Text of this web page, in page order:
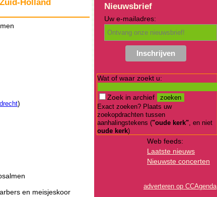
Holland
)
en meisjeskoor
Nieuwsbrief
Uw e-mailadres:
Wat of waar zoekt u:
Zoek in archief
Exact zoeken? Plaats uw
zoekopdrachten tussen
aanhalingstekens ("oude kerk", en niet
oude kerk)
Web feeds:
Laatste nieuws
Nieuwste concerten
adverteren op CCAgenda